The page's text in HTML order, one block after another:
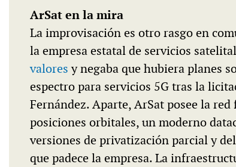
ArSat en la mira
La improvisación es otro rasgo en
la empresa estatal de servicios
valoresy negaba que hubiera planes
espectro para servicios 5G tras la
Fernández. Aparte, ArSat posee la
posiciones orbitales, un moderno
versiones de privatización parcial y
que padece la empresa. La